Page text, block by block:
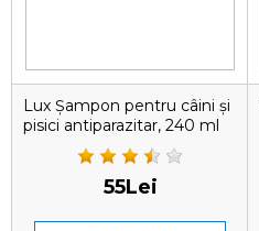
Lux Șampon pentru câini și
pisici antiparazitar, 240 ml
55Lei